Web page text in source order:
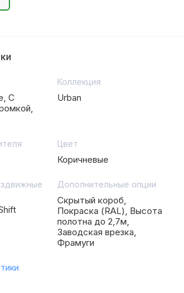
С
Коллекция
Urban
Цвет
Коричневые
Дополнительные опции
Скрытый короб,
Покраска (RAL), Высота
полотна до 2,7м,
Заводская врезка,
Фрамуги